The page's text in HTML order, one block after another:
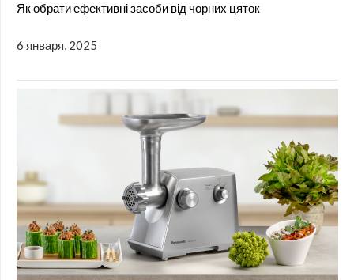
Як обрати ефективні засоби від чорних цяток
6 января, 2025